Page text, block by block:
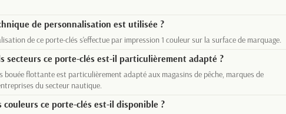
de personnalisation est utilisée ?
de ce porte-clés s'effectue par impression 1 couleur sur la surface de marquage.
secteurs ce porte-clés est-il particulièrement adapté ?
bouée flottante est particulièrement adapté aux magasins de pêche, marques de
du secteur nautique.
couleurs ce porte-clés est-il disponible ?